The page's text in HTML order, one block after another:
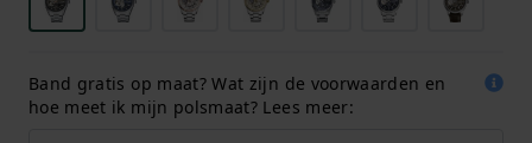
Band gratis op maat? Wat zijn de voorwaarden en
hoe meet ik mijn polsmaat? Lees meer: